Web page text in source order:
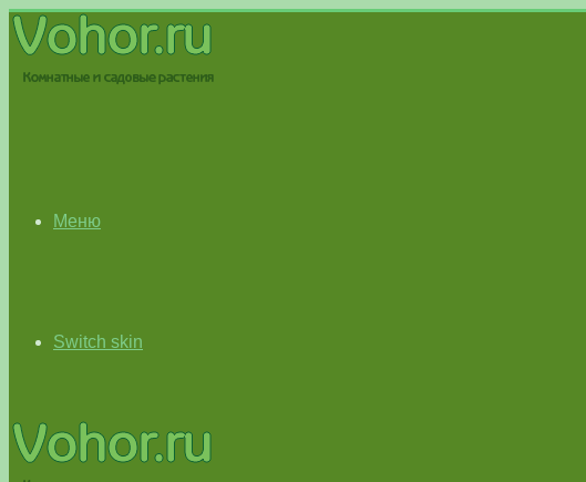
Меню
Switch skin